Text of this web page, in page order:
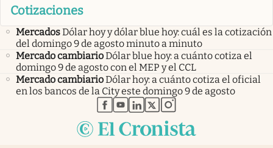
Cotizaciones
MercadosDólar hoy y dólar blue hoy: cuál es la cotización
del domingo 9 de agosto minuto a minuto
Mercado cambiarioDólar blue hoy: a cuánto cotiza el
domingo 9 de agosto con el MEP y el CCL
Mercado cambiarioDólar hoy: a cuánto cotiza el oficial
en los bancos de la City este domingo 9 de agosto
abre en nueva pestaña
abre en nueva pestaña
abre en nueva pestaña
abre en nueva pestaña
abre en nueva pestaña